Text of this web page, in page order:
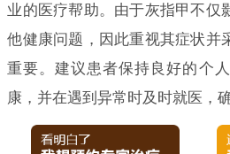
业的医疗帮助。由于灰指甲不仅
他健康问题，因此重视其症状并
重要。建议患者保持良好的个
康，并在遇到异常时及时就医，